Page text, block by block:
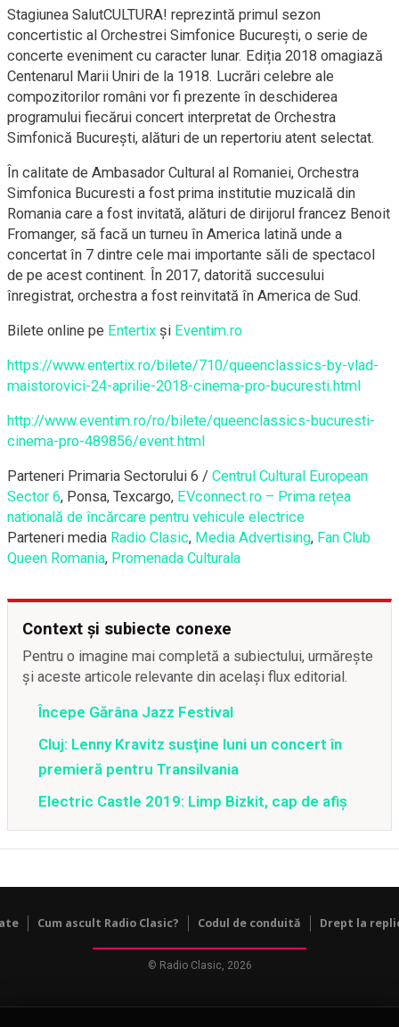
Stagiunea SalutCULTURA! reprezintă primul sezon
concertistic al Orchestrei Simfonice București, o serie de
concerte eveniment cu caracter lunar. Ediția 2018 omagiază
Centenarul Marii Uniri de la 1918. Lucrări celebre ale
compozitorilor români vor fi prezente în deschiderea
programului fiecărui concert interpretat de Orchestra
Simfonică București, alături de un repertoriu atent selectat.
În calitate de Ambasador Cultural al Romaniei, Orchestra
Simfonica Bucuresti a fost prima institutie muzicală din
Romania care a fost invitată, alături de dirijorul francez Benoit
Fromanger, să facă un turneu în America latină unde a
concertat în 7 dintre cele mai importante săli de spectacol
de pe acest continent. În 2017, datorită succesului
înregistrat, orchestra a fost reinvitată în America de Sud.
Bilete online pe Entertix și Eventim.ro
https://www.entertix.ro/bilete/710/queenclassics-by-vlad-
maistorovici-24-aprilie-2018-cinema-pro-bucuresti.html
http://www.eventim.ro/ro/bilete/queenclassics-bucuresti-
cinema-pro-489856/event.html
Parteneri Primaria Sectorului 6 / Centrul Cultural European
Sector 6, Ponsa, Texcargo, EVconnect.ro – Prima rețea
natională de încărcare pentru vehicule electrice
Parteneri media Radio Clasic, Media Advertising, Fan Club
Queen Romania, Promenada Culturala
Context și subiecte conexe
Pentru o imagine mai completă a subiectului, urmărește
și aceste articole relevante din același flux editorial.
Începe Gărâna Jazz Festival
Cluj: Lenny Kravitz susţine luni un concert în
premieră pentru Transilvania
Electric Castle 2019: Limp Bizkit, cap de afiş
Cum ascult Radio Clasic? Codul de conduită Drept la
© Radio Clasic, 2026